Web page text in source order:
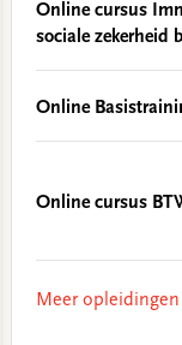
Online cursus
sociale zekerheid
Online
Online cursus
Meer opleidingen